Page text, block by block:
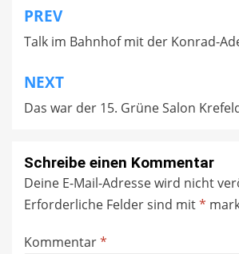
Beitragsnavigation
PREV
Talk im Bahnhof mit der Konrad-
NEXT
Das war der 15. Grüne Salon
Schreibe einen Kommentar
Deine E-Mail-Adresse wird nicht
Erforderliche Felder sind mit*
Kommentar*